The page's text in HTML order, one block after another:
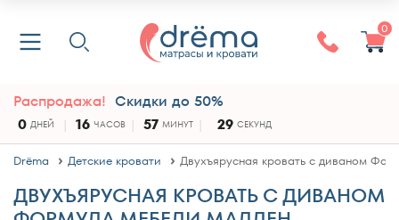
0
Распродажа! Скидки до 50%
0 ДНЕЙ 16 ЧАСОВ 57 МИНУТ 28 СЕКУНД
Drёma Детские кровати Двухъярусная кровать с диваном
ДВУХЪЯРУСНАЯ КРОВАТЬ С ДИВАНОМ